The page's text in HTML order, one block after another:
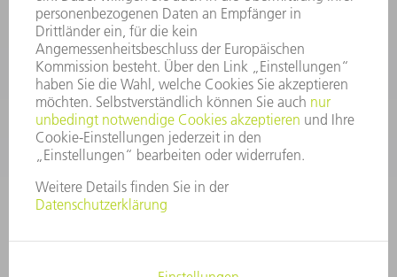
After Sales
+43722160396550
Mo - Do: 08:00 -17:30 Uhr
Fr: 08:00 -16:30 Uhr
ersatzteile@at.trumpf.com